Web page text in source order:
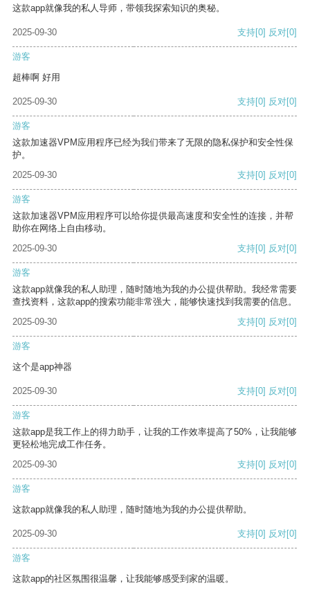
这款app就像我的私人导师，带领我探索知识的奥秘。
2025-09-30 支持[0] 反对[0]
游客
超棒啊 好用
2025-09-30 支持[0] 反对[0]
游客
这款加速器VPM应用程序已经为我们带来了无限的隐私保护和安全性保
护。
2025-09-30
支持[0] 反对[0]
游客
这款加速器VPM应用程序可以给你提供最高速度和安全性的连接，并帮
助你在网络上自由移动。
2025-09-30
支持[0] 反对[0]
游客
这款app就像我的私人助理，随时随地为我的办公提供帮助。我经常需要
查找资料，这款app的搜索功能非常强大，能够快速找到我需要的信息。
2025-09-30
支持[0] 反对[0]
游客
这个是app神器
2025-09-30 支持[0] 反对[0]
游客
这款app是我工作上的得力助手，让我的工作效率提高了50%，让我能够
更轻松地完成工作任务。
2025-09-30
支持[0] 反对[0]
游客
这款app就像我的私人助理，随时随地为我的办公提供帮助。
2025-09-30 支持[0] 反对[0]
游客
这款app的社区氛围很温馨，让我能够感受到家的温暖。